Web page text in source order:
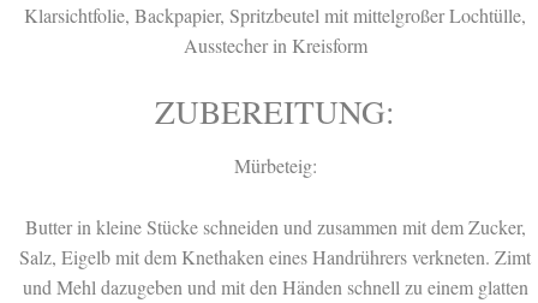
Klarsichtfolie, Backpapier, Spritzbeutel mit mittelgroßer Lochtülle,
Ausstecher in Kreisform
ZUBEREITUNG:
Mürbeteig:
Butter in kleine Stücke schneiden und zusammen mit dem Zucker,
Salz, Eigelb mit dem Knethaken eines Handrührers verkneten. Zimt
und Mehl dazugeben und mit den Händen schnell zu einem glatten